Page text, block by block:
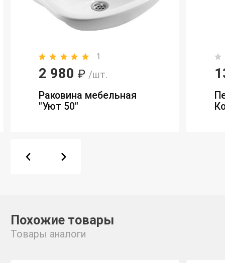
1
2 980 ₽ /шт.
Раковина мебельная
"Уют 50"
Похожие товары
Товары аналоги